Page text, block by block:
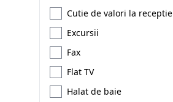
Cutie de valori la receptie
Excursii
Fax
Flat TV
Halat de baie